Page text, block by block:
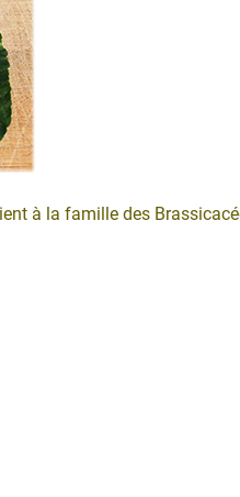
à la famille des